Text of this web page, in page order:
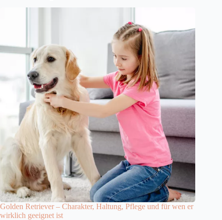
Golden Retriever – Charakter, Haltung, Pflege und für wen er
wirklich geeignet ist